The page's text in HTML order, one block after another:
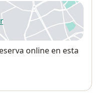
en una nueva
online en esta